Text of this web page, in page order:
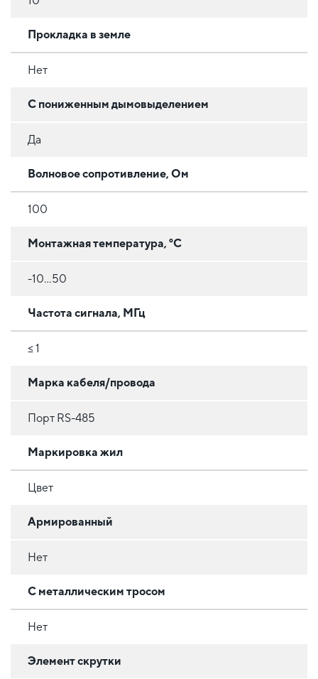
Прокладка в земле
Нет
С пониженным дымовыделением
Да
Волновое сопротивление, Ом
100
Монтажная температура, °C
-10...50
Частота сигнала, МГц
≤ 1
Марка кабеля/провода
Порт RS-485
Маркировка жил
Цвет
Армированный
Нет
С металлическим тросом
Нет
Элемент скрутки